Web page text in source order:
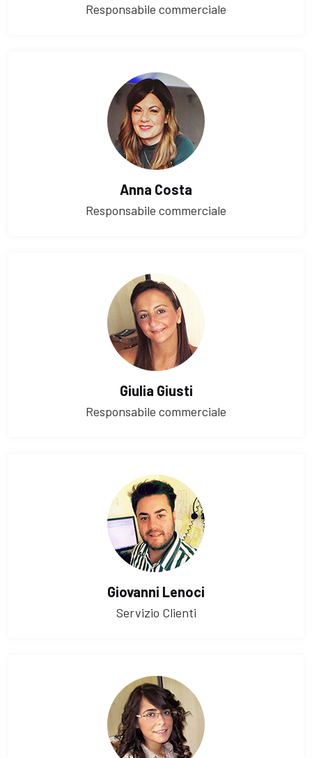
Responsabile commerciale
Anna Costa
Responsabile commerciale
Giulia Giusti
Responsabile commerciale
Giovanni Lenoci
Servizio Clienti